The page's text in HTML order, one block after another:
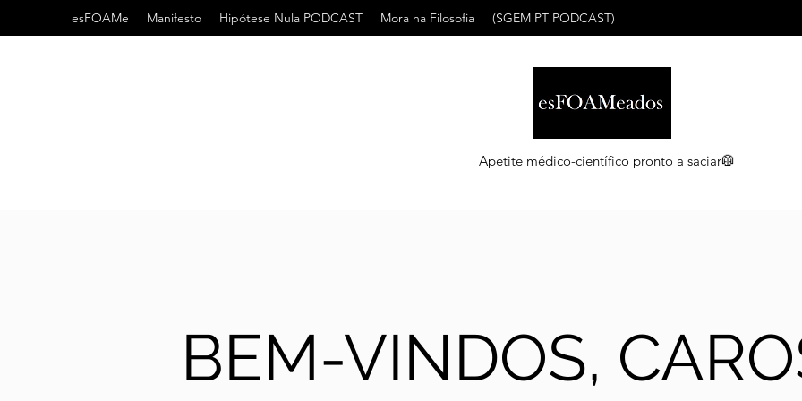
esFOAMe Manifesto Hipótese Nula PODCAST Mora na Filosofia (SGEM PT PODCAST)
Apetite médico-científico pronto a saciar🥼
BEM-VINDOS,